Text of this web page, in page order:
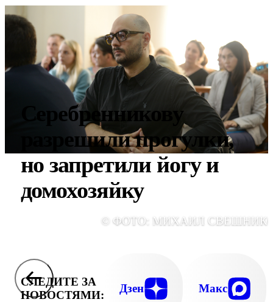
Серебренникову
разрешили прогулки,
но запретили йогу и
домохозяйку
© ФОТО: МИХАИЛ
СЛЕДИТЕ ЗА
НОВОСТЯМИ:
Дзен Макс